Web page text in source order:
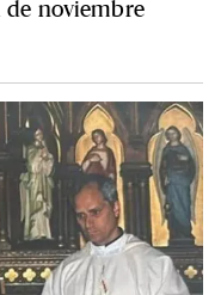
de noviembre